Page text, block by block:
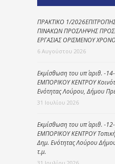
ΠΡΑΚΤΙΚΟ 1/
ΠΙΝΑΚΩΝ ΠΡΟΣΛΗΨΗΣ
ΕΡΓΑΣΙΑΣ ΟΡΙΣΜΕΝΟΥ
6 Αυγούστου 2026
Εκμίσθωση του υπ΄ αριθ. -
ΕΜΠΟΡΙΚΟΥ ΚΕΝΤΡΟΥ
Ενότητας Λούρου, Δήμου
31 Ιουλίου 2026
Εκμίσθωση του υπ΄ αριθ. -
ΕΜΠΟΡΙΚΟΥ ΚΕΝΤΡΟΥ
Δημ. Ενότητας Λούρου
τ.μ.